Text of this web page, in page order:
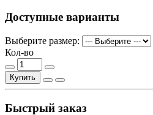
Доступные варианты
Выберите размер:
Кол-во
Купить
Быстрый заказ